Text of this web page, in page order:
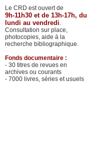
Le CRD est ouvert de
9h-11h30 et de 13h-17h, du
lundi au vendredi.
Consultation sur place,
photocopies, aide à la
recherche bibliographique.
Fonds documentaire :
- 30 titres de revues en
archives ou courants
- 7000 livres, séries et usuels